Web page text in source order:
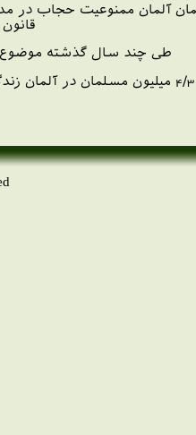
آلمان ممنوعیت حجاب در
طی چند سال گذشته موضوع